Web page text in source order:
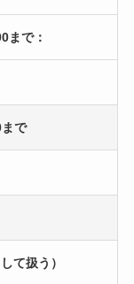
まで：
で
て扱う）